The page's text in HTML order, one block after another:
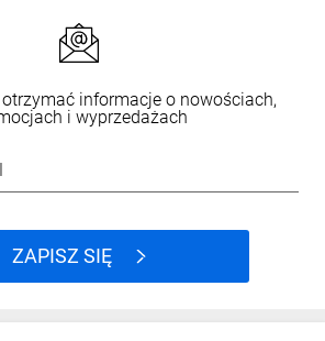
informacje o nowościach,
i wyprzedażach
ZAPISZ SIĘ